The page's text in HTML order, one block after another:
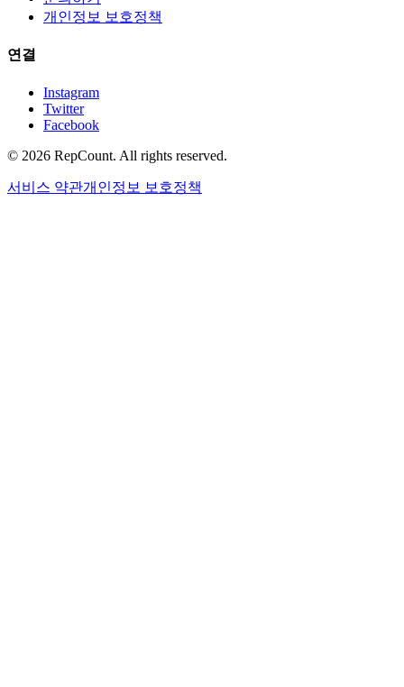
개인정보 보호정책
연결
Instagram
Twitter
Facebook
© 2026 RepCount. All rights reserved.
서비스 약관개인정보 보호정책